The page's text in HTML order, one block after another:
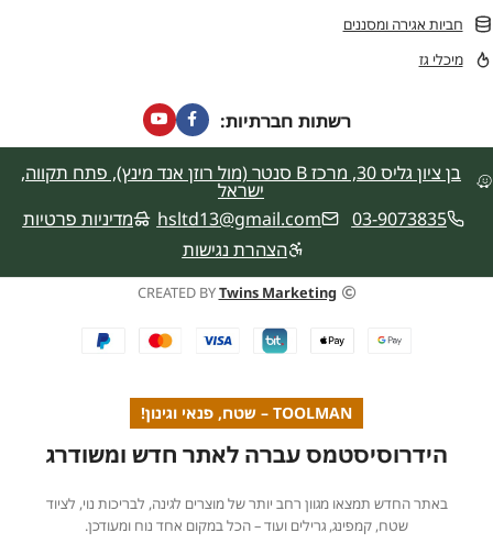
חביות אגירה ומסננים
מיכלי גז
רשתות חברתיות:
בן ציון גליס 30, מרכז B סנטר (מול רוזן אנד מינץ), פתח תקווה,
ישראל
03-9073835
hsltd13@gmail.com
מדיניות פרטיות
הצהרת נגישות
CREATED BYTwins Marketing
TOOLMAN – שטח, פנאי וגינון!
הידרוסיסטמס עברה לאתר חדש ומשודרג
באתר החדש תמצאו מגוון רחב יותר של מוצרים לגינה, לבריכות נוי, לציוד
שטח, קמפינג, גרילים ועוד – הכל במקום אחד נוח ומעודכן.